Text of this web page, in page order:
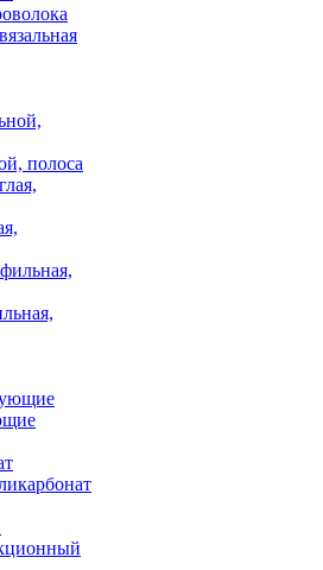
полоса